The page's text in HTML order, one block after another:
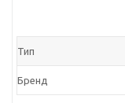
Тип
Бренд